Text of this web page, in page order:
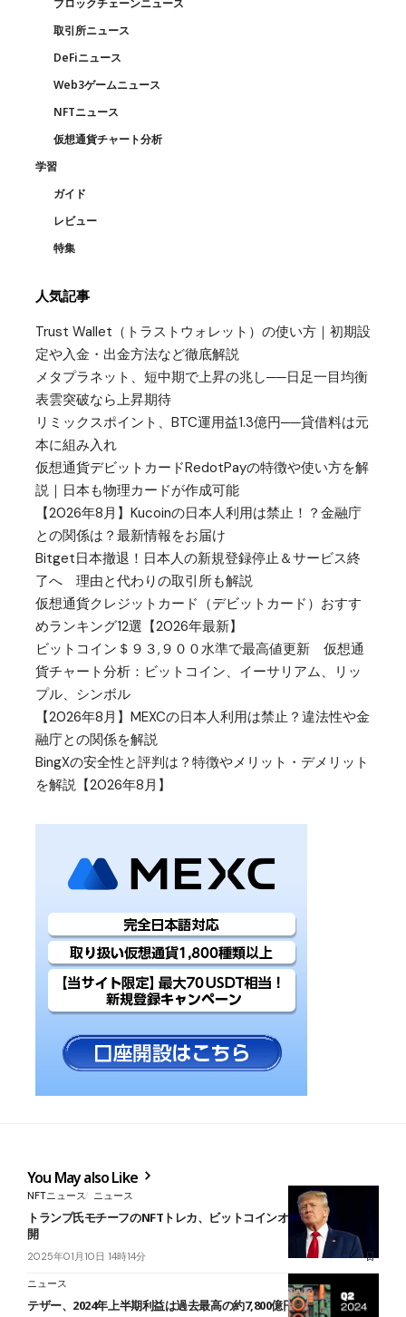
ブロックチェーンニュース
取引所ニュース
DeFiニュース
Web3ゲームニュース
NFTニュース
仮想通貨チャート分析
学習
ガイド
レビュー
特集
人気記事
Trust Wallet（トラストウォレット）の使い方｜初期設
定や入金・出金方法など徹底解説
メタプラネット、短中期で上昇の兆し──日足一目均衡
表雲突破なら上昇期待
リミックスポイント、BTC運用益1.3億円──貸借料は元
本に組み入れ
仮想通貨デビットカードRedotPayの特徴や使い方を解
説｜日本も物理カードが作成可能
【2026年8月】Kucoinの日本人利用は禁止！？金融庁
との関係は？最新情報をお届け
Bitget日本撤退！日本人の新規登録停止＆サービス終
了へ 理由と代わりの取引所も解説
仮想通貨クレジットカード（デビットカード）おすす
めランキング12選【2026年最新】
ビットコイン＄９３,９００水準で最高値更新 仮想通
貨チャート分析：ビットコイン、イーサリアム、リッ
プル、シンボル
【2026年8月】MEXCの日本人利用は禁止？違法性や金
融庁との関係を解説
BingXの安全性と評判は？特徴やメリット・デメリット
を解説【2026年8月】
You May also Like
NFTニュース ニュース
トランプ氏モチーフのNFTトレカ、ビットコインオーディナルで公
開
2025年01月10日 14時14分
ニュース
テザー、2024年上半期利益は過去最高の約7,800億円と報告